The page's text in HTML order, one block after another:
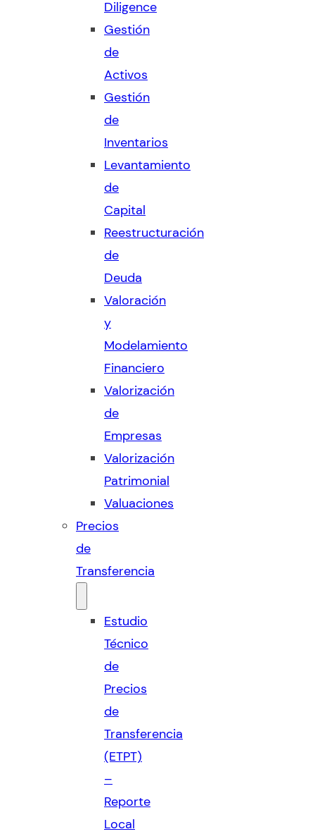
Diligence
Gestión
de
Activos
Gestión
de
Inventarios
Levantamiento
de
Capital
Reestructuración
de
Deuda
Valoración
y
Modelamiento
Financiero
Valorización
de
Empresas
Valorización
Patrimonial
Valuaciones
Precios
de
Transferencia
Estudio
Técnico
de
Precios
de
Transferencia
(ETPT)
–
Reporte
Local